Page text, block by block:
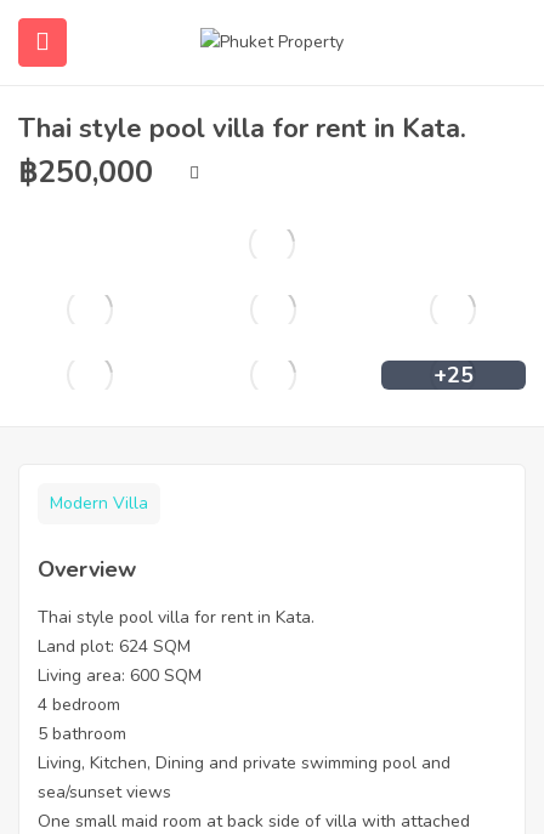
Thai style pool villa for rent in Kata.
฿250,000
+25
Modern Villa
Overview
Thai style pool villa for rent in Kata.
Land plot: 624 SQM
Living area: 600 SQM
4 bedroom
5 bathroom
Living, Kitchen, Dining and private swimming pool and
sea/sunset views
One small maid room at back side of villa with attached